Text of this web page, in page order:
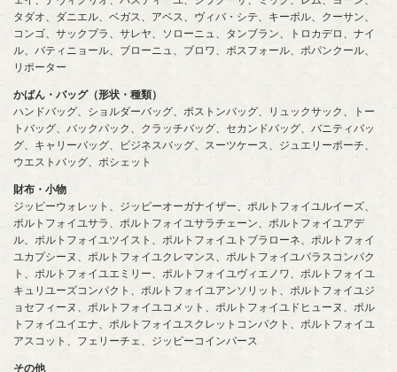
タダオ、ダニエル、ベガス、アベス、ヴィバ・シテ、キーポル、クーサン、
コンゴ、サックプラ、サレヤ、ソローニュ、タンブラン、トロカデロ、ナイ
ル、バティニョール、ブローニュ、ブロワ、ボスフォール、ポパンクール、
リポーター
かばん・バッグ（形状・種類）
ハンドバッグ、ショルダーバッグ、ボストンバッグ、リュックサック、トー
トバッグ、バックパック、クラッチバッグ、セカンドバッグ、バニティバッ
グ、キャリーバッグ、ビジネスバッグ、スーツケース、ジュエリーポーチ、
ウエストバッグ、ポシェット
財布・小物
ジッピーウォレット、ジッピーオーガナイザー、ポルトフォイユルイーズ、
ポルトフォイユサラ、ポルトフォイユサラチェーン、ポルトフォイユアデ
ル、ポルトフォイユツイスト、ポルトフォイユトブラローネ、ポルトフォイ
ユカプシーヌ、ポルトフォイユクレマンス、ポルトフォイユパラスコンパク
ト、ポルトフォイユエミリー、ポルトフォイユヴィエノワ、ポルトフォイユ
キュリユーズコンパクト、ポルトフォイユアンソリット、ポルトフォイユジ
ョセフィーヌ、ポルトフォイユコメット、ポルトフォイユドヒューヌ、ポル
トフォイユイエナ、ポルトフォイユスクレットコンパクト、ポルトフォイユ
アスコット、フェリーチェ、ジッピーコインパース
その他